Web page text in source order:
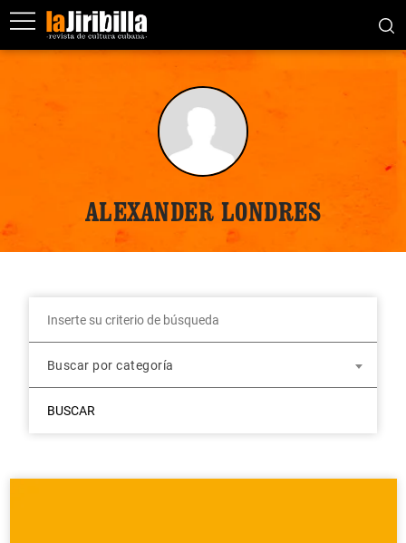
ALEXANDER LONDRES
Buscar por categoría
BUSCAR